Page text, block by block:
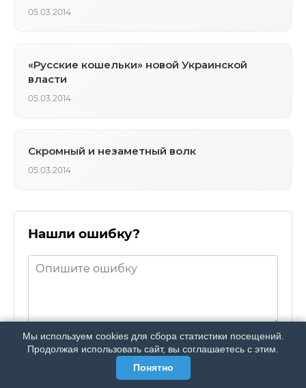
АРХИВ
РЕКЛАМА У НАС
МЫ В СОЦСЕТЯХ
05.03.2014
«Русские кошельки» новой Украинской
власти
05.03.2014
Скромный и незаметный волк
05.03.2014
Нашли ошибку?
Отправить
Мы используем cookies для сбора статистики посещений.
Продолжая использовать сайт, вы соглашаетесь с этим.
Понятно